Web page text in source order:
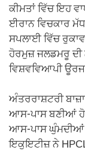
ਕੀਮਤਾਂ ਵਿੱਚ ਇਹ
ਈਰਾਨ ਵਿਚਕਾਰ
ਸਪਲਾਈ ਵਿੱਚ
ਹੋਰਮੁਜ਼ ਜਲਡਮਰੂ ਦੀ
ਵਿਸ਼ਵਵਿਆਪੀ
ਅੰਤਰਰਾਸ਼ਟਰੀ
ਆਸ-ਪਾਸ ਬਣੀਆਂ
ਆਸ-ਪਾਸ ਘੁੰਮਦੀਆਂ
ਇਕੁਇਟੀਜ਼ ਨੇ